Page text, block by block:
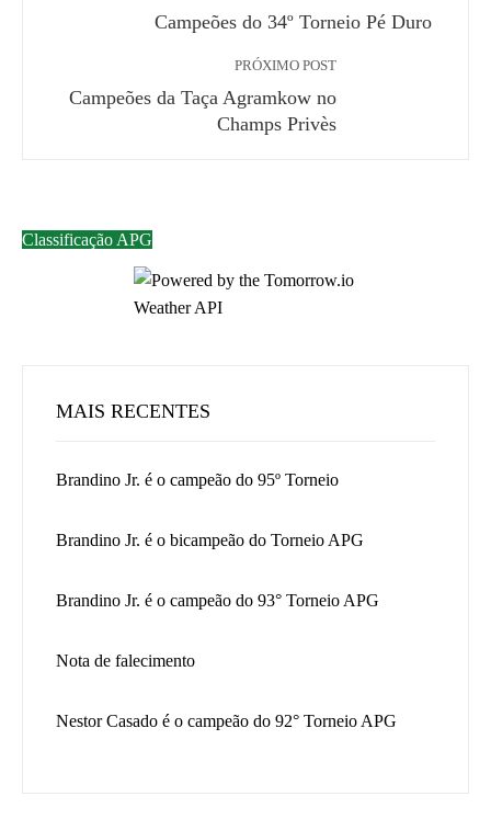
Campeões do 34º Torneio Pé Duro
PRÓXIMO POST
Campeões da Taça Agramkow no
Champs Privès
Classificação APG
MAIS RECENTES
Brandino Jr. é o campeão do 95º Torneio
Brandino Jr. é o bicampeão do Torneio APG
Brandino Jr. é o campeão do 93° Torneio APG
Nota de falecimento
Nestor Casado é o campeão do 92° Torneio APG